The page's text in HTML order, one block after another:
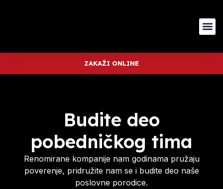
ZAKAŽI ONLINE
Budite deo
pobedničkog tima
Renomirane kompanije nam godinama pružaju
poverenje, pridružite nam se i budite deo naše
poslovne porodice.